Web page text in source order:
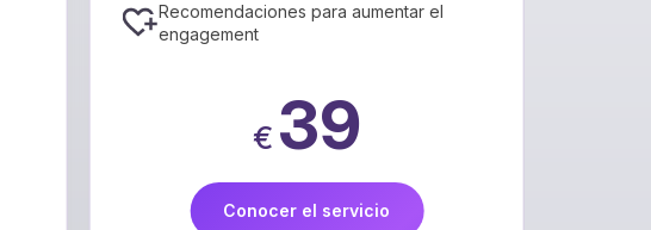
Recomendaciones para aumentar el
engagement
€ 39
Conocer el servicio